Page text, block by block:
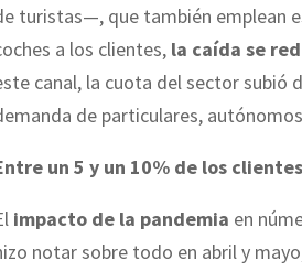
turistas—, que también emplean
a los clientes, la caída se
canal, la cuota del sector subió
de particulares,
un 5 y un 10% de los
impacto de la pandemia en
notar sobre todo en abril y